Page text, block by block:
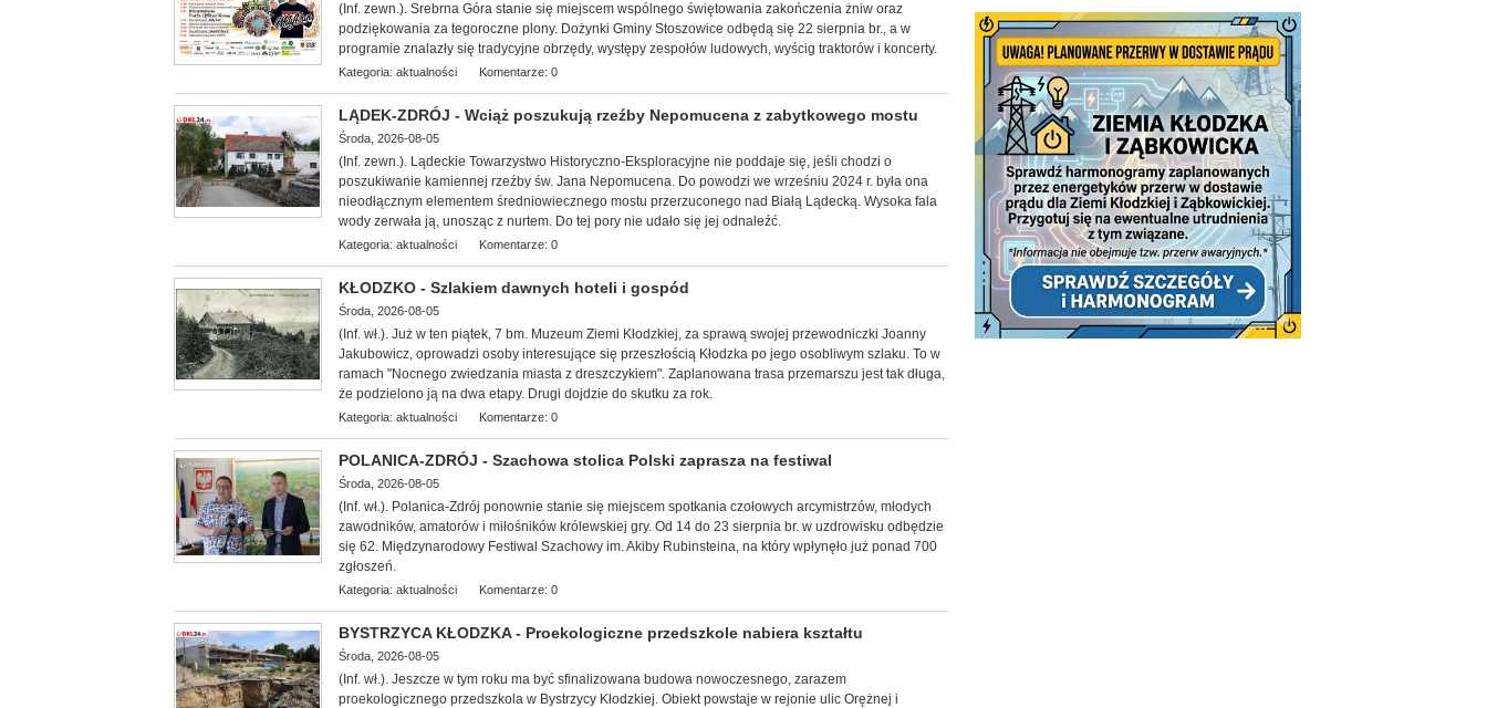
(Inf. zewn.). Srebrna Góra stanie się miejscem wspólnego świętowania zakończenia żniw oraz
podziękowania za tegoroczne plony. Dożynki Gminy Stoszowice odbędą się 22 sierpnia br., a w
programie znalazły się tradycyjne obrzędy, występy zespołów ludowych, wyścig traktorów i koncerty.
Kategoria: aktualności Komentarze: 0
LĄDEK-ZDRÓJ - Wciąż poszukują rzeźby Nepomucena z zabytkowego mostu
Środa, 2026-08-05
(Inf. zewn.). Lądeckie Towarzystwo Historyczno-Eksploracyjne nie poddaje się, jeśli chodzi o
poszukiwanie kamiennej rzeźby św. Jana Nepomucena. Do powodzi we wrześniu 2024 r. była ona
nieodłącznym elementem średniowiecznego mostu przerzuconego nad Białą Lądecką. Wysoka fala
wody zerwała ją, unosząc z nurtem. Do tej pory nie udało się jej odnaleźć.
Kategoria: aktualności Komentarze: 0
KŁODZKO - Szlakiem dawnych hoteli i gospód
Środa, 2026-08-05
(Inf. wł.). Już w ten piątek, 7 bm. Muzeum Ziemi Kłodzkiej, za sprawą swojej przewodniczki Joanny
Jakubowicz, oprowadzi osoby interesujące się przeszłością Kłodzka po jego osobliwym szlaku. To w
ramach "Nocnego zwiedzania miasta z dreszczykiem". Zaplanowana trasa przemarszu jest tak długa,
że podzielono ją na dwa etapy. Drugi dojdzie do skutku za rok.
Kategoria: aktualności Komentarze: 0
POLANICA-ZDRÓJ - Szachowa stolica Polski zaprasza na festiwal
Środa, 2026-08-05
(Inf. wł.). Polanica-Zdrój ponownie stanie się miejscem spotkania czołowych arcymistrzów, młodych
zawodników, amatorów i miłośników królewskiej gry. Od 14 do 23 sierpnia br. w uzdrowisku odbędzie
się 62. Międzynarodowy Festiwal Szachowy im. Akiby Rubinsteina, na który wpłynęło już ponad 700
zgłoszeń.
Kategoria: aktualności Komentarze: 0
BYSTRZYCA KŁODZKA - Proekologiczne przedszkole nabiera kształtu
Środa, 2026-08-05
(Inf. wł.). Jeszcze w tym roku ma być sfinalizowana budowa nowoczesnego, zarazem
proekologicznego przedszkola w Bystrzycy Kłodzkiej. Obiekt powstaje w rejonie ulic Orężnej i